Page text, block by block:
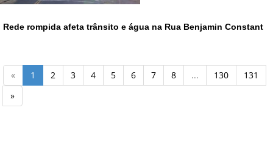
Rede rompida afeta trânsito e água na Rua Benjamin Constant
« 1 2 3 4 5 6 7 8 ... 130
131
»